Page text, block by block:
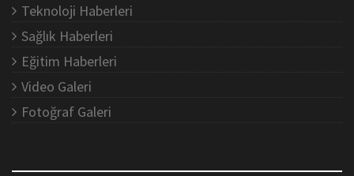
Teknoloji Haberleri
Sağlık Haberleri
Eğitim Haberleri
Video Galeri
Fotoğraf Galeri